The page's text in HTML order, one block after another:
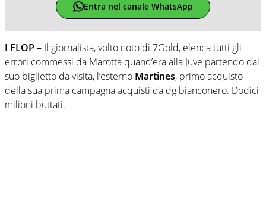
Entra nel canale WhatsApp
I FLOP – Il giornalista, volto noto di 7Gold, elenca tutti gli
errori commessi da Marotta quand’era alla Juve partendo dal
suo biglietto da visita, l’esterno Martines, primo acquisto
della sua prima campagna acquisti da dg bianconero. Dodici
milioni buttati.